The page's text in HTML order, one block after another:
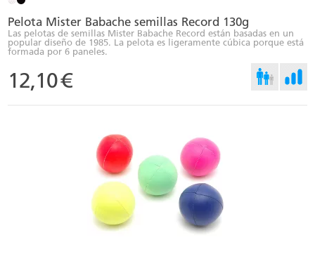
Pelota Mister Babache semillas Record 130g
Las pelotas de semillas Mister Babache Record están basadas en un
popular diseño de 1985. La pelota es ligeramente cúbica porque está
formada por 6 paneles.
12,10€